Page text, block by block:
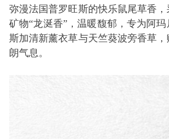
弥漫法国普罗旺斯的快乐鼠尾草香
矿物“龙涎香”，温暖馥郁，专为阿
斯加清新薰衣草与天竺葵波旁香草
朗气息。